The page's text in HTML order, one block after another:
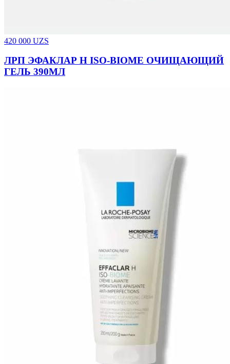
420 000 UZS
ЛРП ЭФАКЛАР Н ISO-BIOME ОЧИЩАЮЩИЙ
ГЕЛЬ 390МЛ